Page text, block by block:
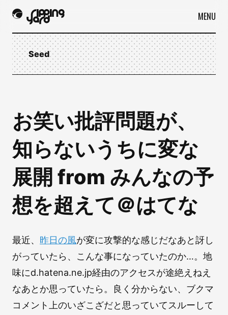
MENU
Seed
お笑い批評問題が、
知らないうちに変な
展開 from みんなの予
想を超えて＠はてな
最近、 昨日の風が変に攻撃的な感じだなあと訝し
がっていたら、こんな事になっていたのか…。地
味にd.hatena.ne.jp経由のアクセスが途絶えねえ
なあとか思っていたら。良く分からない、ブクマ
コメント上のいざこざだと思っていてスルーして